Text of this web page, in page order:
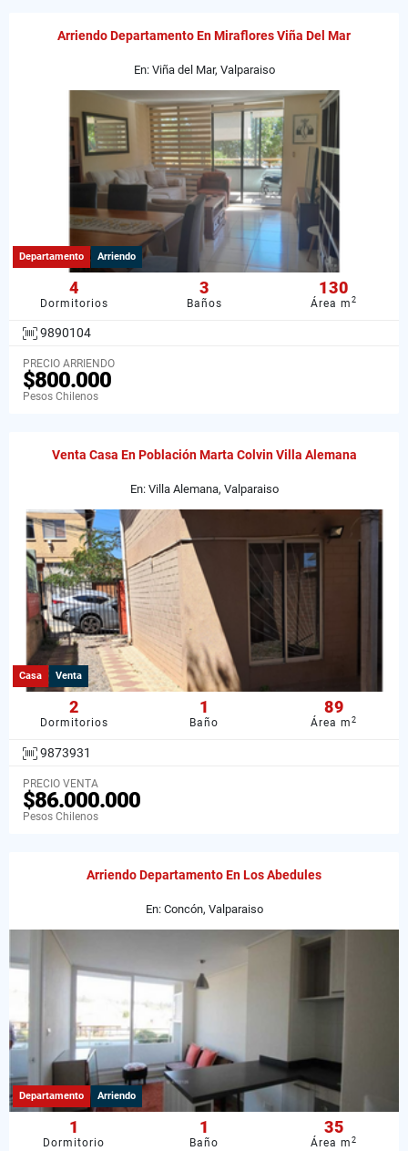
Arriendo Departamento En Miraflores Viña Del Mar
En: Viña del Mar, Valparaiso
Departamento Arriendo
4
Dormitorios
3
Baños
130
Área m2
9890104
PRECIO ARRIENDO
$800.000
Pesos Chilenos
Venta Casa En Población Marta Colvin Villa Alemana
En: Villa Alemana, Valparaiso
Casa Venta
2
Dormitorios
1
Baño
89
Área m2
9873931
PRECIO VENTA
$86.000.000
Pesos Chilenos
Arriendo Departamento En Los Abedules
En: Concón, Valparaiso
Departamento Arriendo
1
Dormitorio
1
Baño
35
Área m2